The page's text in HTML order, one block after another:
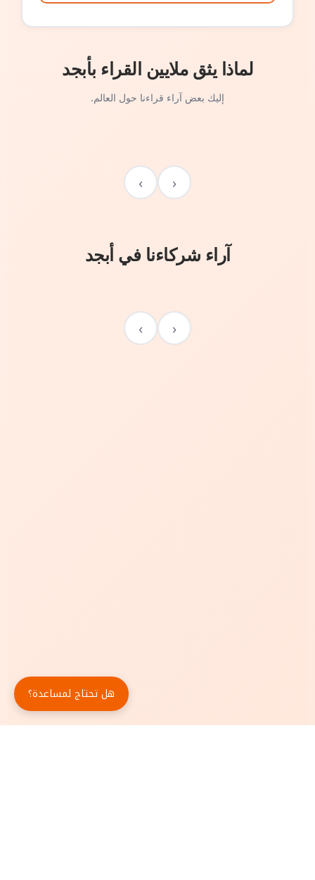
لماذا يثق ملايين القراء بأبجد
إليك بعض آراء قراءنا حول العالم.
‹
›
آراء شركاءنا في أبجد
‹
›
هل تحتاج لمساعدة؟